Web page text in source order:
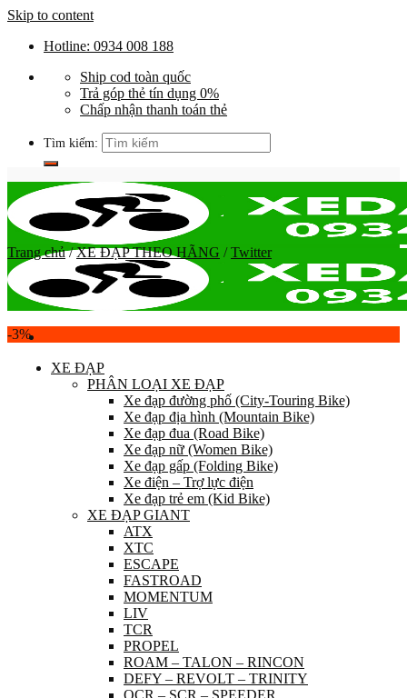
Skip to content
Hotline: 0934 008 188
Ship cod toàn quốc
Trả góp thẻ tín dụng 0%
Chấp nhận thanh toán thẻ
Tìm kiếm:
XE ĐẠP
PHÂN LOẠI XE ĐẠP
Xe đạp đường phố (City-Touring Bike)
Xe đạp địa hình (Mountain Bike)
Xe đạp đua (Road Bike)
Xe đạp nữ (Women Bike)
Xe đạp gấp (Folding Bike)
Xe điện – Trợ lực điện
Xe đạp trẻ em (Kid Bike)
XE ĐẠP GIANT
ATX
XTC
ESCAPE
FASTROAD
MOMENTUM
LIV
TCR
PROPEL
ROAM – TALON – RINCON
DEFY – REVOLT – TRINITY
OCR – SCR – SPEEDER
Trang chủ / XE ĐẠP THEO HÃNG / Twitter
-3%